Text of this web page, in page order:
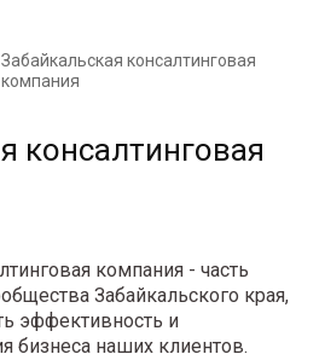
Забайкальская консалтинговая
компания
консалтинговая
компания - часть
Забайкальского края,
эффективность и
бизнеса наших клиентов.